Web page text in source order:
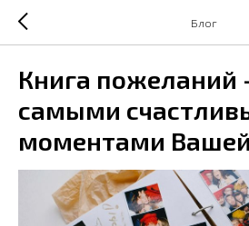
Блог
Книга пожеланий
самыми
моментами